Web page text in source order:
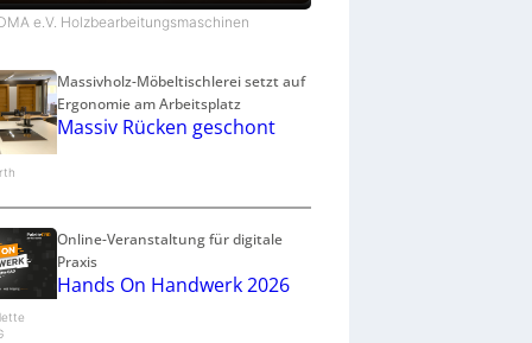
e.V. Holzbearbeitungsmaschinen
Massivholz-Möbeltischlerei setzt auf
Ergonomie am Arbeitsplatz
Massiv Rücken geschont
Online-Veranstaltung für digitale
Praxis
Hands On Handwerk 2026